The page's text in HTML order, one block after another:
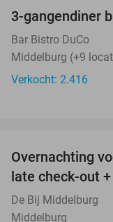
3-gangendiner
Bar Bistro DuCo
Middelburg (+9
Verkocht: 2.416
Overnachting
late check-out
De Bij Middelburg
Middelburg